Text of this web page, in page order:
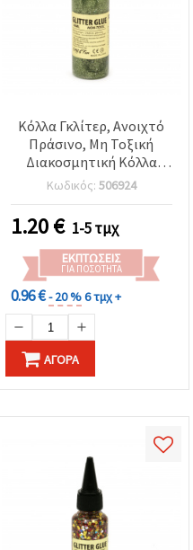
Κόλλα Γκλίτερ, Ανοιχτό
Πράσινο, Μη Τοξική
Διακοσμητική Κόλλα
Χειροτεχνίας DIY, 50 ml
Κωδικός: 506924
1.20€ 1-5 τμχ
ΕΚΠΤΏΣΕΙΣ
ΓΙΑ ΠΟΣΌΤΗΤΑ
0.96 €- 20 %6 τμχ +
ΑΓΟΡΆ